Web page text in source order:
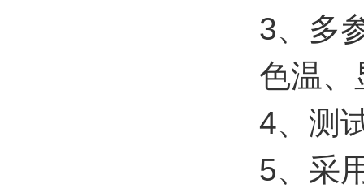
3、多
色温、
4、测
5、采